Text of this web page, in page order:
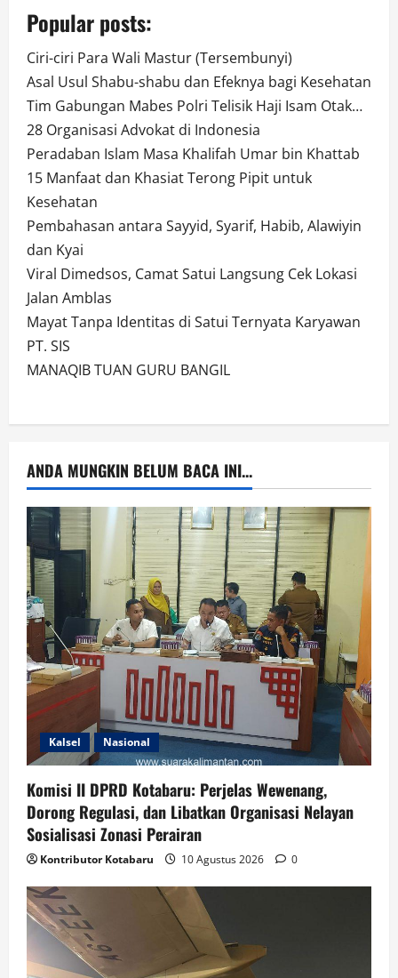
Popular posts:
Ciri-ciri Para Wali Mastur (Tersembunyi)
Asal Usul Shabu-shabu dan Efeknya bagi Kesehatan
Tim Gabungan Mabes Polri Telisik Haji Isam Otak…
28 Organisasi Advokat di Indonesia
Peradaban Islam Masa Khalifah Umar bin Khattab
15 Manfaat dan Khasiat Terong Pipit untuk
Kesehatan
Pembahasan antara Sayyid, Syarif, Habib, Alawiyin
dan Kyai
Viral Dimedsos, Camat Satui Langsung Cek Lokasi
Jalan Amblas
Mayat Tanpa Identitas di Satui Ternyata Karyawan
PT. SIS
MANAQIB TUAN GURU BANGIL
ANDA MUNGKIN BELUM BACA INI...
Kalsel Nasional
Komisi II DPRD Kotabaru: Perjelas Wewenang,
Dorong Regulasi, dan Libatkan Organisasi Nelayan
Sosialisasi Zonasi Perairan
Kontributor Kotabaru 10 Agustus 2026 0